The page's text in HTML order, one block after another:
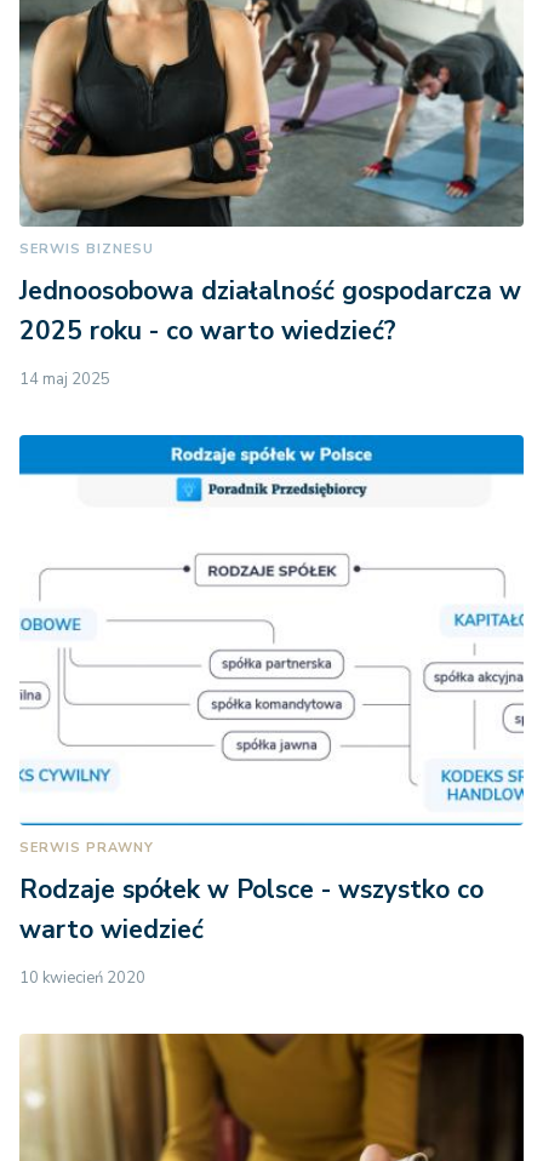
SERWIS BIZNESU
Jednoosobowa działalność gospodarcza w
2025 roku - co warto wiedzieć?
14 maj 2025
SERWIS PRAWNY
Rodzaje spółek w Polsce - wszystko co
warto wiedzieć
10 kwiecień 2020